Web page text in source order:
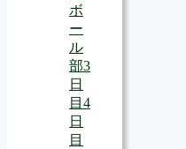
ボ
ー
ル
部3
日
目4
日
目